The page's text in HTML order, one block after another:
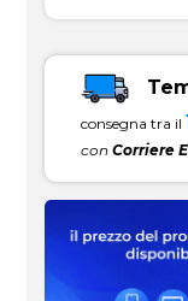
consegna tra il
conCorriere